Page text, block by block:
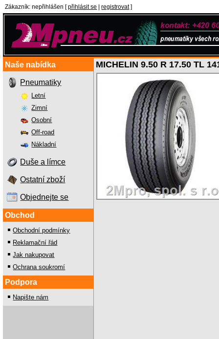
Zákazník: nepřihlášen [přihlásit se |registrovat]
Naše nabídka
Pneumatiky
Letní
Zimní
Osobní
Off-road
Nákladní
Duše a límce
Ostatní zboží
Objednejte se
Obchod
Obchodní podmínky
Reklamační řád
Jak nakupovat
Ochrana soukromí
Podpora
Napište nám
MICHELIN 9.50 R 17.50 TL